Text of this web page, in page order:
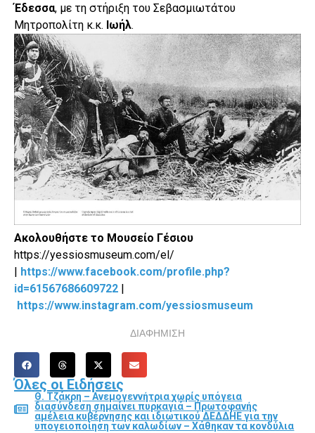
Έδεσσα, με τη στήριξη του Σεβασμιωτάτου
Μητροπολίτη κ.κ. Ιωήλ.
Ακολουθήστε το Μουσείο Γέσιου
https://yessiosmuseum.com/el/
| https://www.facebook.com/profile.php?
id=61567686609722 |
https://www.instagram.com/yessiosmuseum
ΔΙΑΦΗΜΙΣΗ
Όλες οι Ειδήσεις
Θ. Τζάκρη – Ανεμογεννήτρια χωρίς υπόγεια
διασύνδεση σημαίνει πυρκαγιά – Πρωτοφανής
αμέλεια κυβέρνησης και ιδιωτικού ΔΕΔΔΗΕ για την
υπογειοποίηση των καλωδίων – Χάθηκαν τα κονδύλια